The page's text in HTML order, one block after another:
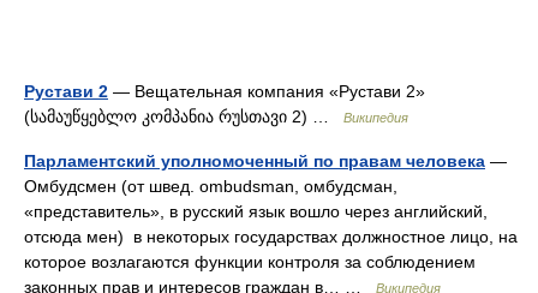
Рустави 2 — Вещательная компания «Рустави 2»
(სამაუწყებლო კომპანია რუსთავი 2) …
Википедия
Парламентский уполномоченный по правам человека —
Омбудсмен (от швед. ombudsman, омбудсман,
«представитель», в русский язык вошло через английский,
отсюда мен) в некоторых государствах должностное лицо, на
которое возлагаются функции контроля за соблюдением
законных прав и интересов граждан в… …
Википедия